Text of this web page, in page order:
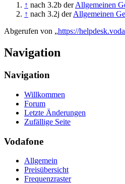
↑ nach 3.2b derAllgemeinen
↑ nach 3.2j derAllgemeinen
Abgerufen von „https://
Navigation
Navigation
Willkommen
Forum
Letzte Änderungen
Zufällige Seite
Vodafone
Allgemein
Preisübersicht
Frequenzraster